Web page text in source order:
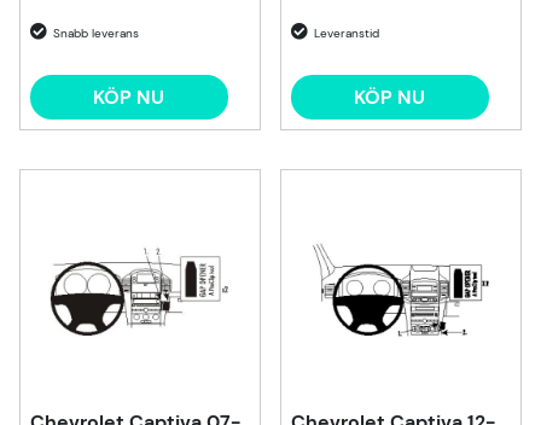
KÖP NU KÖP NU